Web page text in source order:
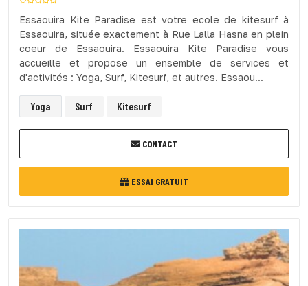
Essaouira Kite Paradise est votre ecole de kitesurf à
Essaouira, située exactement à Rue Lalla Hasna en plein
coeur de Essaouira. Essaouira Kite Paradise vous
accueille et propose un ensemble de services et
d'activités : Yoga, Surf, Kitesurf, et autres. Essaou...
Yoga Surf Kitesurf
CONTACT
ESSAI GRATUIT